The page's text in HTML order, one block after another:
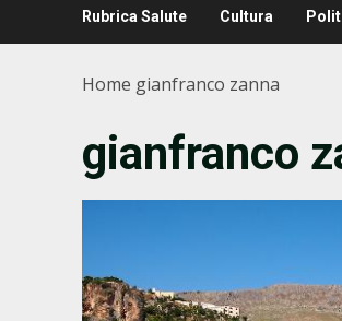
Rubrica Salute Cultura
Home gianfranco zanna
gianfranco